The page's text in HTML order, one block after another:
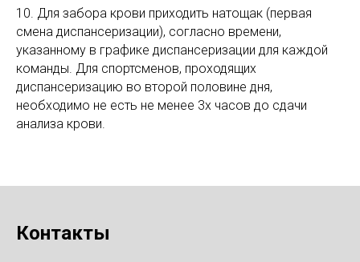
10. Для забора крови приходить натощак (первая
смена диспансеризации), согласно времени,
указанному в графике диспансеризации для каждой
команды. Для спортсменов, проходящих
диспансеризацию во второй половине дня,
необходимо не есть не менее 3х часов до сдачи
анализа крови.
Контакты